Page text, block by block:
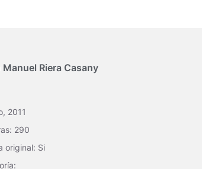
Manuel Riera Casany
2011
290
original: Si